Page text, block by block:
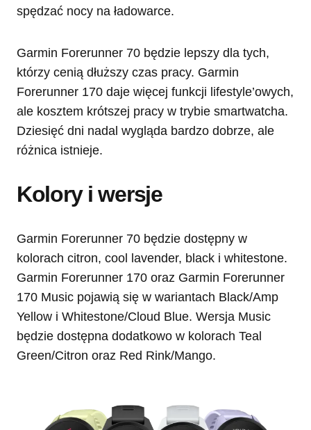
spędzać nocy na ładowarce.
Garmin Forerunner 70 będzie lepszy dla tych,
którzy cenią dłuższy czas pracy. Garmin
Forerunner 170 daje więcej funkcji lifestyle’owych,
ale kosztem krótszej pracy w trybie smartwatcha.
Dziesięć dni nadal wygląda bardzo dobrze, ale
różnica istnieje.
Kolory i wersje
Garmin Forerunner 70 będzie dostępny w
kolorach citron, cool lavender, black i whitestone.
Garmin Forerunner 170 oraz Garmin Forerunner
170 Music pojawią się w wariantach Black/Amp
Yellow i Whitestone/Cloud Blue. Wersja Music
będzie dostępna dodatkowo w kolorach Teal
Green/Citron oraz Red Rink/Mango.